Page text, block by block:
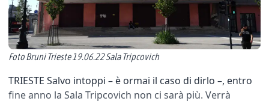
Foto Bruni Trieste 19.06.22 Sala Tripcovich
TRIESTE Salvo intoppi – è ormai il caso di dirlo –, entro
fine anno la Sala Tripcovich non ci sarà più. Verrà